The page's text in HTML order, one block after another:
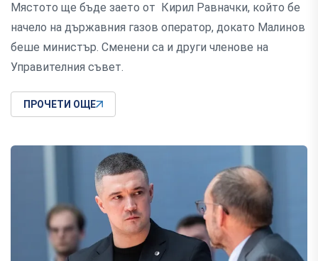
Мястото ще бъде заето от Кирил Равначки, който бе
начело на държавния газов оператор, докато Малинов
беше министър. Сменени са и други членове на
Управителния съвет.
ПРОЧЕТИ ОЩЕ